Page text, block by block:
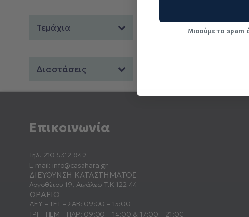
Τεμάχια
Διαστάσεις
Επικοινωνία
Τηλ. 210 5312 849
E-mail: info@casahara.gr
ΔΙΕΥΘΥΝΣΗ ΚΑΤΑΣΤΗΜΑΤΟΣ
Λογοθέτου 19, Αιγάλεω Τ.Κ 122 44
ΩΡΑΡΙΟ
ΔΕΥ – ΤΕΤ – ΣΑΒ: 09:00 – 15:00
ΤΡΙ – ΠΕΜ – ΠΑΡ: 09:00 – 14:00 & 17:00 – 21:00
Μισούμε το spam